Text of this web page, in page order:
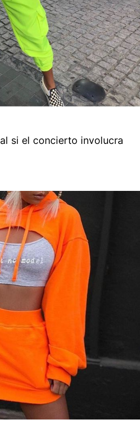
si el concierto involucra